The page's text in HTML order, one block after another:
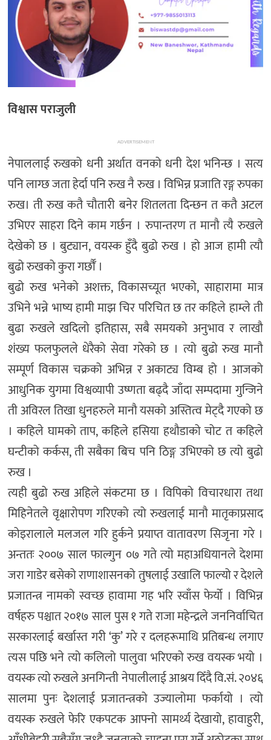
विश्वास पराजुली
ADVERTISEMENT
नेपाललाई रुखको धनी अर्थात वनको धनी देश भनिन्छ । सत्य
पनि लाग्छ जता हेर्दा पनि रुख नै रुख । विभिन्न प्रजाति रङ्ग रुपका
रुख। ती रुख कतै चौतारी बनेर शितलता दिन्छन त कतै अटल
उभिएर साहरा दिने काम गर्छन । रुपान्तरण त मानौ त्यै रुखले
देखेको छ । बुट्यान, वयस्क हुँदै बुढो रुख । हो आज हामी त्यौ
बुढो रुखको कुरा गर्छौँ ।
बुढो रुख भनेको अशक्त, विकासच्यूत भएको, साहारामा मात्र
उभिने भन्ने भाष्य हामी माझ चिर परिचित छ तर कहिले हाम्ले ती
बुढा रुखले खदिलो इतिहास, सबै समयको अनुभाव र लाखौ
शंख्य फलफुलले धेरैको सेवा गरेको छ । त्यो बुढो रुख मानौ
सम्पूर्ण विकास चक्रको अभिन्न र अकाट्य विम्ब हो । आजको
आधुनिक युगमा विश्वव्यापी उष्णता बढ्दै जाँदा सम्पदामा गुन्जिने
ती अविरल तिखा धुनहरुले मानौ यसको अस्तित्व मेट्दै गएको छ
। कहिले घामको ताप, कहिले हसिया हथौडाको चोट त कहिले
घन्टीको कर्कस, ती सबैका बिच पनि ठिङ्ग उभिएको छ त्यो बुढो
रुख ।
त्यही बुढो रुख अहिले संकटमा छ । विपिको विचारधारा तथा
मिहिनेतले वृक्षारोपण गरिएको त्यो रुखलाई मानौ मातृकाप्रसाद
कोइरालाले मलजल गरि हुर्कने प्रयाप्त वातावरण सिजृना गरे ।
अन्ततः २००७ साल फाल्गुन ०७ गते त्यो महाअधियानले देशमा
जरा गाडेर बसेको राणाशासनको तुषलाई उखालि फाल्यो र देशले
प्रजातन्त्र नामको स्वच्छ हावामा गह भरि स्वाँस फेर्यो । विभिन्न
वर्षहरु पश्चात २०१७ साल पुस १ गते राजा महेन्द्रले जननिर्वाचित
सरकारलाई बर्खास्त गरी ‘कु’ गरे र दलहरूमाथि प्रतिबन्ध लगाए
त्यस पछि भने त्यो कलिलो पालुवा भरिएको रुख वयस्क भयो ।
वयस्क त्यो रुखले अनगिन्ती नेपालीलाई आश्रय दिँदै वि.सं. २०४६
सालमा पुनः देशलाई प्रजातन्त्रको उज्यालोमा फर्कायो । त्यो
वयस्क रुखले फेरि एकपटक आफ्नो सामर्थ्य देखायो, हावाहुरी,